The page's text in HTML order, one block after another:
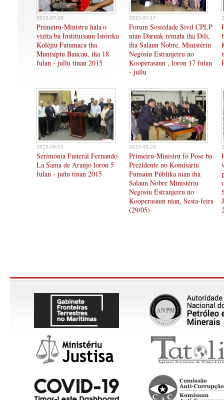
2015-07-18
Primeiru-Ministru hala’o
vizita ba Instituisaun Istóriku
Koléjiu Fatumaca iha
Munisípiu Baucau, iha 18
fulan - jullu tinan 2015
2015-07-17
Forum Sosiedade Sivil CPLP
nian Daruak remata iha Dili,
iha Salaun Nobre, Ministériu
Negósiu Estranjeiru no
Kooperasaun , loron 17 fulan
- jullu
2015-06-05
Serimónia Funerál Fernando
La Sama de Araújo loron 5
fulan - juñu tinan 2015
2015-05-29
Primeiru-Ministru fó Pose ba
Prezidente no Komisáriu
Funsaun Públika nian iha
Salaun Nobre Ministériu
Negósiu Estranjeiru no
Kooperasaun nian, Sesta-feira
(29/05)